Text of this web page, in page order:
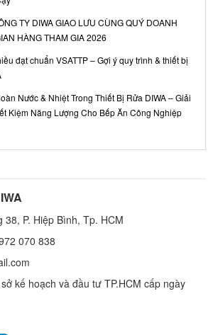
TY DIWA GIAO LƯU CÙNG QUÝ DOANH
HÀNG THAM GIA 2026
đạt chuẩn VSATTP – Gợi ý quy trình & thiết bị
Nước & Nhiệt Trong Thiết Bị Rửa DIWA – Giải
Kiệm Năng Lượng Cho Bếp Ăn Công Nghiệp
P. Hiệp Bình, Tp. HCM
070 838
kế hoạch và đầu tư TP.HCM cấp ngày